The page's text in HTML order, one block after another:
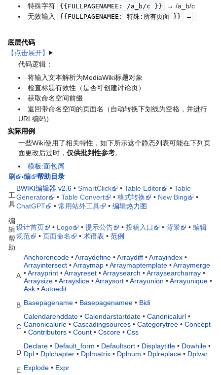
特殊字符
{{FULLPAGENAMEE: /a_b/c }}
→ /a_b/c
无效输入
{{FULLPAGENAMEE: 特殊:所有页面 }} →
底层代码
代码逻辑：
将输入文本解析为MediaWiki标题对象
检查标题有效性（是否可创建讨论页）
获取命名空间前缀
返回带命名空间的页面名（自动转换下划线为空格，并进行
URL编码）
实际用例
一些Wiki使用了相关特性，如下所示这个静态列表可能在下列页
面更改后过时 ，仅供批判性参考。
模板:面包屑
刷
•编 帮助目录
工
具
BWIKI编辑器 v2.6 • SmartClick • Table Editor • Table
Generator
• Table Convert • 格式转换 • New Bing
•
ChatGPT
• 常用站外工具 • 编辑热力图
编
辑
帮
助
设计首页 • Logo • 提示公告 • 投稿入口 • 背景 • 编辑
规范
• 页面命名 • 术语表 • 范例
A
Anchorencode •Arraydefine •Arraydiff •Arrayindex •
Arrayintersect •Arraymap •Arraymaptemplate •Arraymerge
•Arrayprint •Arrayreset •Arraysearch •Arraysearcharray •
Arraysize •Arrayslice •Arraysort •Arrayunion •Arrayunique •
Ask •Autoedit
B Basepagename • Basepagenamee • Bidi
C
Calendarenddate • Calendarstartdate • Canonicalurl •
Canonicalurle • Cascadingsources • Categorytree • Concept
• Contributors • Count • Cscore • Css
D
Declare • Default_form • Defaultsort • Displaytitle • Dowhile •
Dpl • Dplchapter • Dplmatrix • Dplnum • Dplreplace • Dplvar
E Explode • Expr